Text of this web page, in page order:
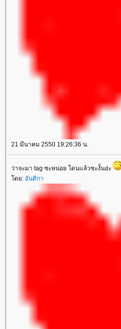
21 มีนาคม 2550 19:26:36 น.
ว่าจะมา tag ซะหน่อย โดนแล้วซะงั้นอ่ะ
ดย: อันติกา